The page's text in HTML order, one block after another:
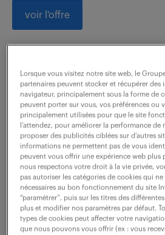
voir l'offre
collaborateur
7 août 2026
Ste Foy Les Lyon (69)
37 000 - 45 000 € / an
Rattaché aux associés, vous
clientèle composé de TPE, PME
d'activités. Vous participez au
gestion des dossiers. Vos
Lorsque vous visitez notre site web, le
partenaires peuvent stocker et récupérer des
navigateur, principalement sous la forme de
peuvent porter sur vous, vos préférences ou
principalement utilisées pour que le site
l’attendez, pour améliorer la performance
proposer des publicités ciblées sur d’autres
informations ne permettent pas de vous
peuvent vous offrir une expérience web plus
nous respectons votre droit à la vie privée,
pas autoriser les catégories de cookies qui
nécessaires au bon fonctionnement du site
“paramétrer”, puis sur les titres des
plus et modifier nos paramètres par défaut.
types de cookies peut affecter votre
que nous pouvons vous offrir (ex : vous